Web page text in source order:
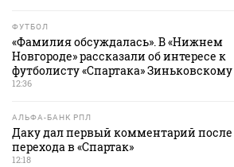
ФУТБОЛ
«Фамилия обсуждалась». В «Нижнем
Новгороде» рассказали об интересе к
футболисту «Спартака» Зиньковскому
12:36
АЛЬФА-БАНК РПЛ
Даку дал первый комментарий после
перехода в «Спартак»
12:18